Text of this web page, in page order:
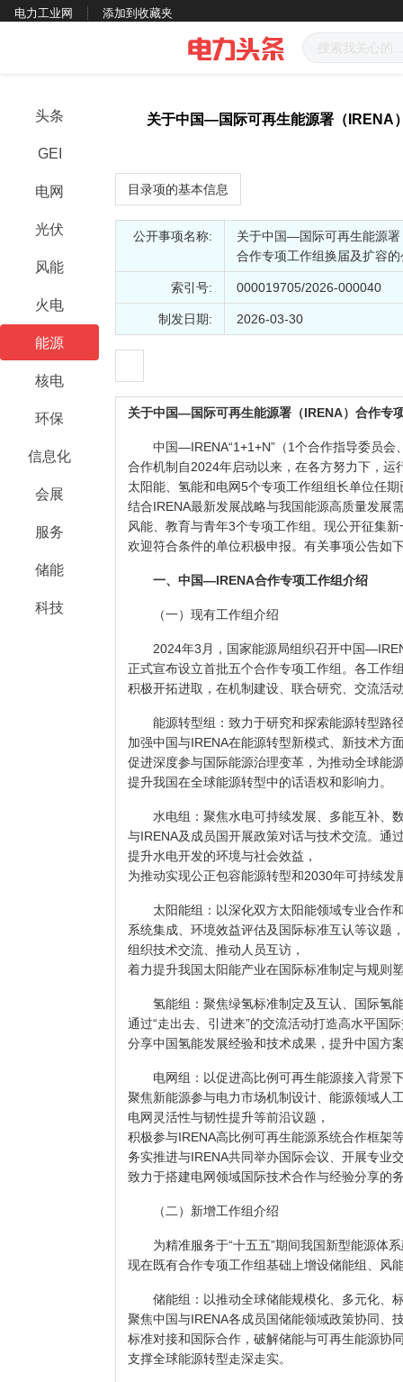
电力工业网 添加到收藏夹
头条
GEI
电网
光伏
风能
火电
能源
核电
环保
信息化
会展
服务
储能
科技
关于中国—国际可再生能源署（IRENA
目录项的基本信息
公开事项名称:
关于中国—国际可再生能源署
合作专项工作组换届及扩容的
索引号: 000019705/2026-000040
制发日期: 2026-03-30
关于中国—国际可再生能源署（IRENA）合作专
中国—IRENA“1+1+N”（1个合作指导委员会
合作机制自2024年启动以来，在各方努力下，
太阳能、氢能和电网5个专项工作组组长单位任
结合IRENA最新发展战略与我国能源高质量发展
风能、教育与青年3个专项工作组。现公开征集
欢迎符合条件的单位积极申报。有关事项公告如
一、中国—IRENA合作专项工作组介绍
（一）现有工作组介绍
2024年3月，国家能源局组织召开中国
正式宣布设立首批五个合作专项工作组。各工作
积极开拓进取，在机制建设、联合研究、交流活
能源转型组：致力于研究和探索能源转型路
加强中国与IRENA在能源转型新模式、新技术方
促进深度参与国际能源治理变革，为推动全球能
提升我国在全球能源转型中的话语权和影响力。
水电组：聚焦水电可持续发展、多能互补、
与IRENA及成员国开展政策对话与技术交流。通
提升水电开发的环境与社会效益，
为推动实现公正包容能源转型和2030年可持续发
太阳能组：以深化双方太阳能领域专业合作
系统集成、环境效益评估及国际标准互认等议题
组织技术交流、推动人员互访，
着力提升我国太阳能产业在国际标准制定与规则
氢能组：聚焦绿氢标准制定及互认、国际氢
通过“走出去、引进来”的交流活动打造高水平国
分享中国氢能发展经验和技术成果，提升中国方
电网组：以促进高比例可再生能源接入背景
聚焦新能源参与电力市场机制设计、能源领域人
电网灵活性与韧性提升等前沿议题，
积极参与IRENA高比例可再生能源系统合作框架
务实推进与IRENA共同举办国际会议、开展专业
致力于搭建电网领域国际技术合作与经验分享的
（二）新增工作组介绍
为精准服务于“十五五”期间我国新型能源体
现在既有合作专项工作组基础上增设储能组、风
储能组：以推动全球储能规模化、多元化、
聚焦中国与IRENA各成员国储能领域政策协同、
标准对接和国际合作，破解储能与可再生能源协
支撑全球能源转型走深走实。